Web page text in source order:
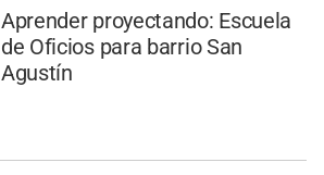
Aprender proyectando: Escuela
de Oficios para barrio San
Agustín